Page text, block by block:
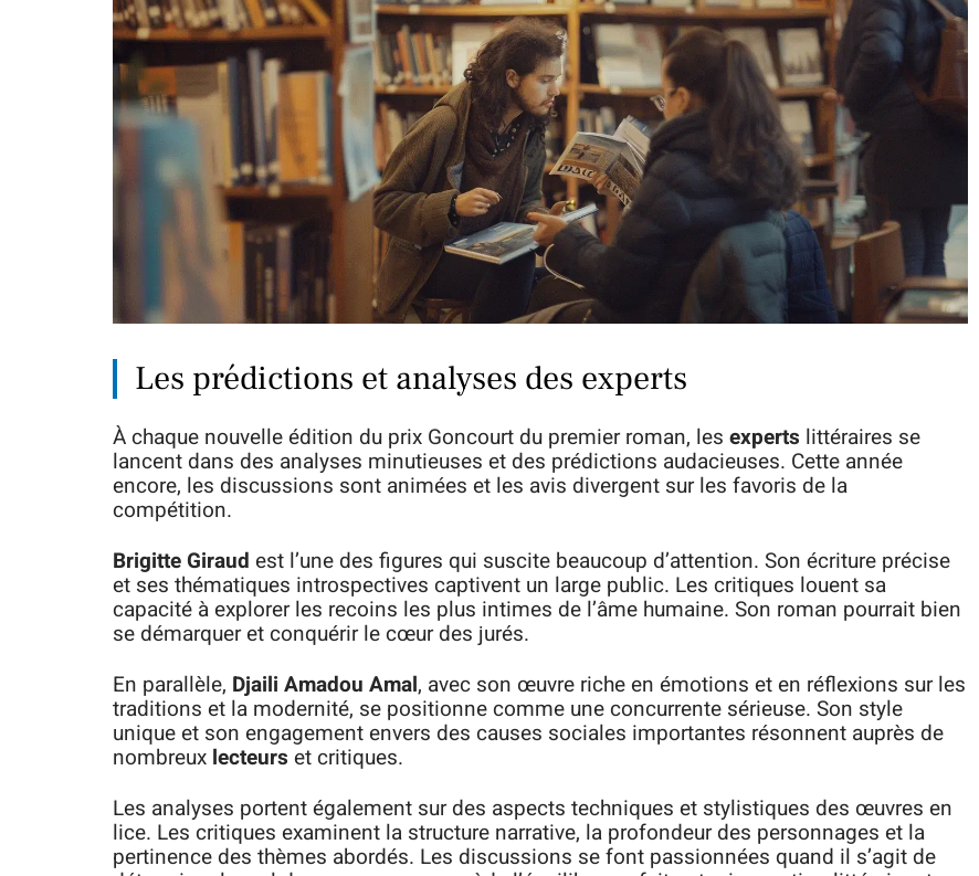
Les prédictions et analyses des experts
À chaque nouvelle édition du prix Goncourt du premier roman, les experts littéraires se
lancent dans des analyses minutieuses et des prédictions audacieuses. Cette année
encore, les discussions sont animées et les avis divergent sur les favoris de la
compétition.
Brigitte Giraud est l’une des figures qui suscite beaucoup d’attention. Son écriture précise
et ses thématiques introspectives captivent un large public. Les critiques louent sa
capacité à explorer les recoins les plus intimes de l’âme humaine. Son roman pourrait bien
se démarquer et conquérir le cœur des jurés.
En parallèle, Djaili Amadou Amal, avec son œuvre riche en émotions et en réflexions sur les
traditions et la modernité, se positionne comme une concurrente sérieuse. Son style
unique et son engagement envers des causes sociales importantes résonnent auprès de
nombreux lecteurs et critiques.
Les analyses portent également sur des aspects techniques et stylistiques des œuvres en
lice. Les critiques examinent la structure narrative, la profondeur des personnages et la
pertinence des thèmes abordés. Les discussions se font passionnées quand il s’agit de